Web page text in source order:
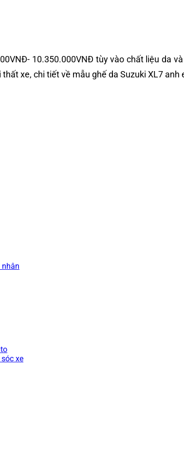
10.350.000VNĐ tùy vào chất liệu da
xe, chi tiết về mẫu ghế da Suzuki XL7
nhân
xe